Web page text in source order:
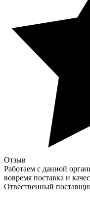
Отзыв
Работаем с данной
вовремя поставка и
Отвественный